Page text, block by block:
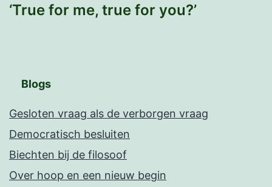
‘True for me, true for you?’
Blogs
Gesloten vraag als de verborgen vraag
Democratisch besluiten
Biechten bij de filosoof
Over hoop en een nieuw begin